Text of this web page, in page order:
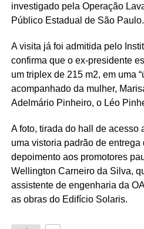
investigado pela Operação
Público Estadual de São Paulo.
A visita já foi admitida pelo
confirma que o ex-presidente
um triplex de 215 m2, em uma
acompanhado da mulher,
Adelmário Pinheiro, o Léo
A foto, tirada do hall de acesso
uma vistoria padrão de
depoimento aos promotores
Wellington Carneiro da Silva,
assistente de engenharia da
as obras do Edifício Solaris.